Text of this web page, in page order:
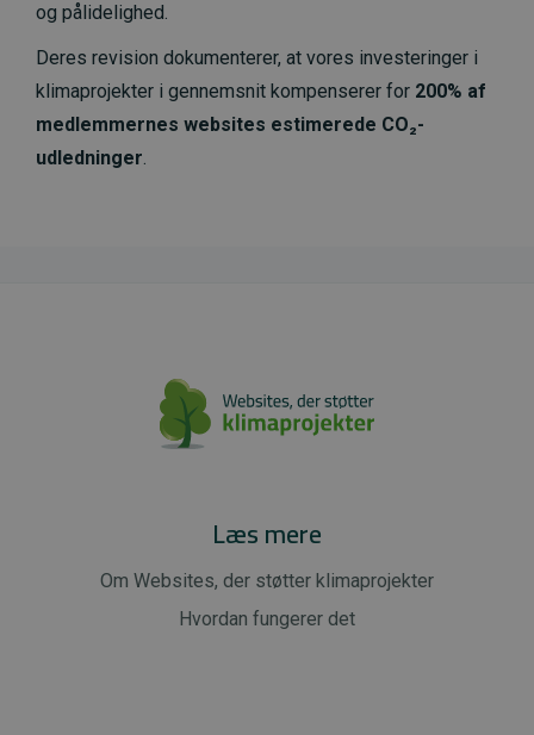
og pålidelighed.
Deres revision dokumenterer, at vores investeringer i
klimaprojekter i gennemsnit kompenserer for 200% af
medlemmernes websites estimerede CO₂-
udledninger.
Læs mere
Om Websites, der støtter klimaprojekter
Hvordan fungerer det